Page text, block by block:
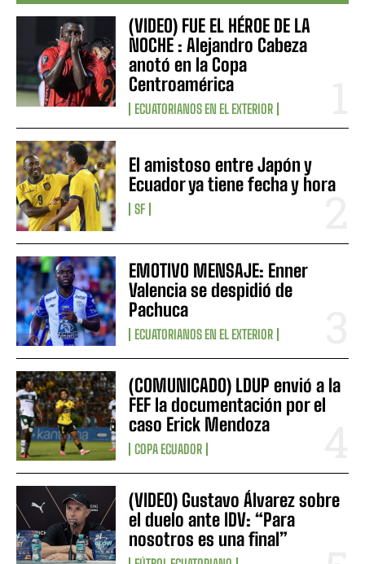
(VIDEO) FUE EL HÉROE DE LA
NOCHE : Alejandro Cabeza
anotó en la Copa
Centroamérica
ECUATORIANOS EN EL EXTERIOR
El amistoso entre Japón y
Ecuador ya tiene fecha y hora
SF
EMOTIVO MENSAJE: Enner
Valencia se despidió de
Pachuca
ECUATORIANOS EN EL EXTERIOR
(COMUNICADO) LDUP envió a la
FEF la documentación por el
caso Erick Mendoza
COPA ECUADOR
(VIDEO) Gustavo Álvarez sobre
el duelo ante IDV: “Para
nosotros es una final”